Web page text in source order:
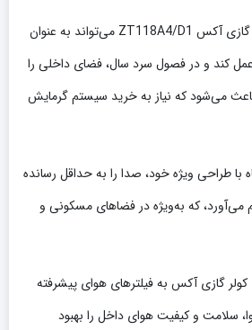
کولر گازی آکس ZT118A4/D1 می‌تواند به عنوان
کند و در فصول سرد سال، فضای داخلی را
می‌شود که نیاز به خرید سیستم گرمایش
با طراحی ویژه خود، صدا را به حداقل رسانده
می‌آورد، که به‌ویژه در فضاهای مسکونی و
کولر گازی آکس به فیلترهای هوای پیشرفته
سلامت و کیفیت هوای داخل را بهبود